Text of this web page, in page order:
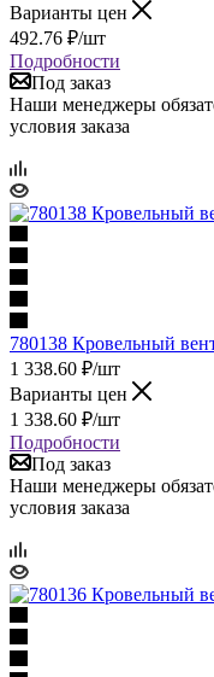
Варианты цен
492.76 ₽/шт
Подробности
Под заказ
Наши менеджеры
условия заказа
780138 Кровельный
1 338.60 ₽/шт
Варианты цен
1 338.60 ₽/шт
Подробности
Под заказ
Наши менеджеры
условия заказа